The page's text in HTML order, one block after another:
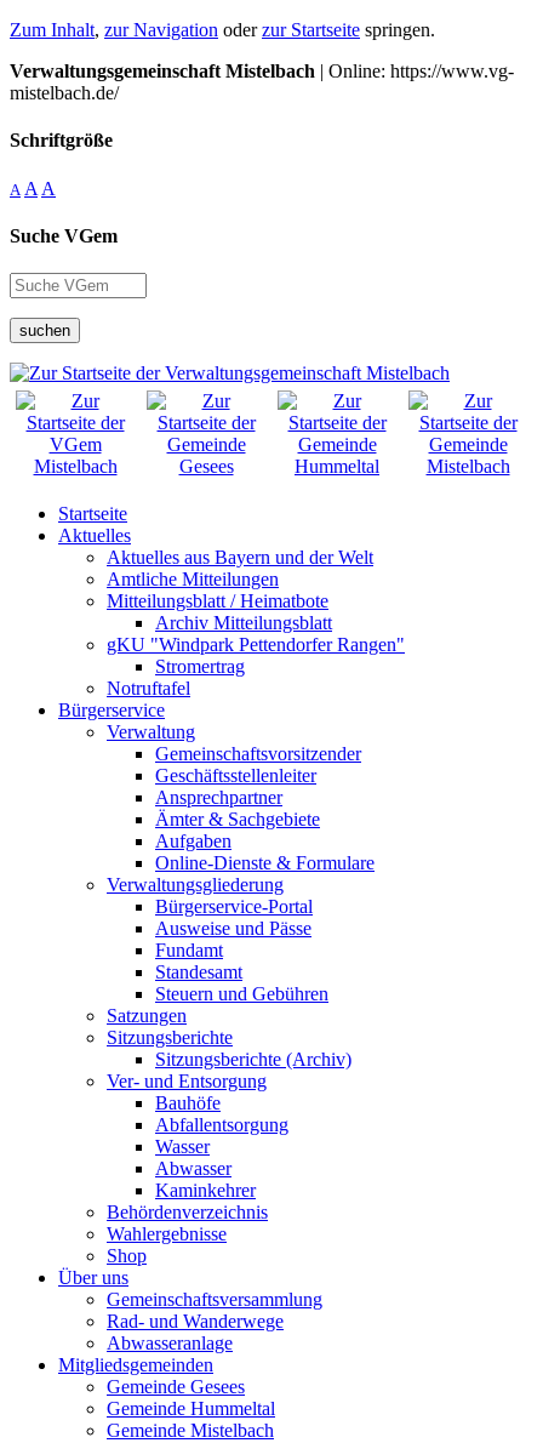
Zum Inhalt, zur Navigation oderzur Startseite springen.
Verwaltungsgemeinschaft Mistelbach | Online: https://www.vg-
mistelbach.de/
Schriftgröße
A A A
Suche VGem
suchen
Startseite
Aktuelles
Aktuelles aus Bayern und der Welt
Amtliche Mitteilungen
Mitteilungsblatt / Heimatbote
Archiv Mitteilungsblatt
gKU "Windpark Pettendorfer Rangen"
Stromertrag
Notruftafel
Bürgerservice
Verwaltung
Gemeinschaftsvorsitzender
Geschäftsstellenleiter
Ansprechpartner
Ämter & Sachgebiete
Aufgaben
Online-Dienste & Formulare
Verwaltungsgliederung
Bürgerservice-Portal
Ausweise und Pässe
Fundamt
Standesamt
Steuern und Gebühren
Satzungen
Sitzungsberichte
Sitzungsberichte (Archiv)
Ver- und Entsorgung
Bauhöfe
Abfallentsorgung
Wasser
Abwasser
Kaminkehrer
Behördenverzeichnis
Wahlergebnisse
Shop
Über uns
Gemeinschaftsversammlung
Rad- und Wanderwege
Abwasseranlage
Mitgliedsgemeinden
Gemeinde Gesees
Gemeinde Hummeltal
Gemeinde Mistelbach